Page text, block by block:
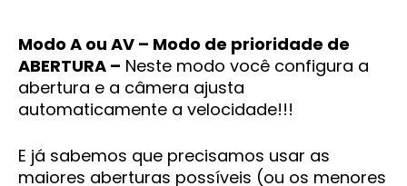
Modo A ou AV – Modo de prioridade de
ABERTURA – Neste modo você configura a
abertura e a câmera ajusta
automaticamente a velocidade!!!
E já sabemos que precisamos usar as
maiores aberturas possíveis (ou os menores